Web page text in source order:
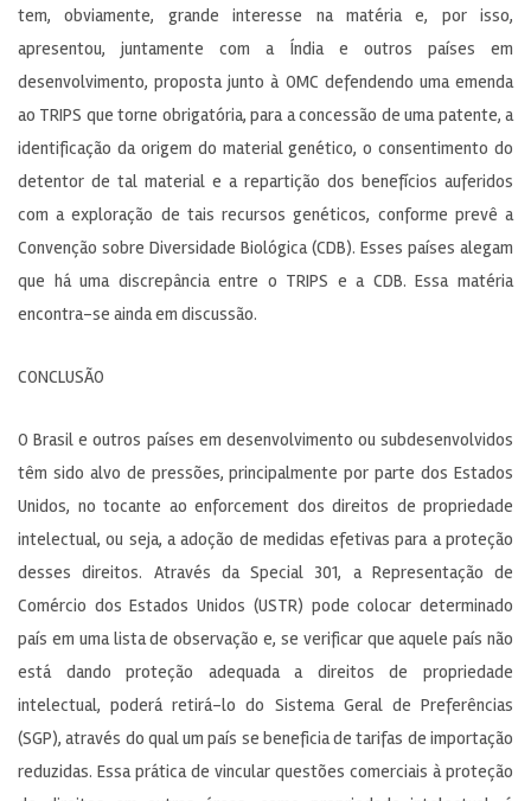
tem, obviamente, grande interesse na matéria e, por isso,
apresentou, juntamente com a Índia e outros países em
desenvolvimento, proposta junto à OMC defendendo uma emenda
ao TRIPS que torne obrigatória, para a concessão de uma patente, a
identificação da origem do material genético, o consentimento do
detentor de tal material e a repartição dos benefícios auferidos
com a exploração de tais recursos genéticos, conforme prevê a
Convenção sobre Diversidade Biológica (CDB). Esses países alegam
que há uma discrepância entre o TRIPS e a CDB. Essa matéria
encontra-se ainda em discussão.
CONCLUSÃO
O Brasil e outros países em desenvolvimento ou subdesenvolvidos
têm sido alvo de pressões, principalmente por parte dos Estados
Unidos, no tocante ao enforcement dos direitos de propriedade
intelectual, ou seja, a adoção de medidas efetivas para a proteção
desses direitos. Através da Special 301, a Representação de
Comércio dos Estados Unidos (USTR) pode colocar determinado
país em uma lista de observação e, se verificar que aquele país não
está dando proteção adequada a direitos de propriedade
intelectual, poderá retirá-lo do Sistema Geral de Preferências
(SGP), através do qual um país se beneficia de tarifas de importação
reduzidas. Essa prática de vincular questões comerciais à proteção